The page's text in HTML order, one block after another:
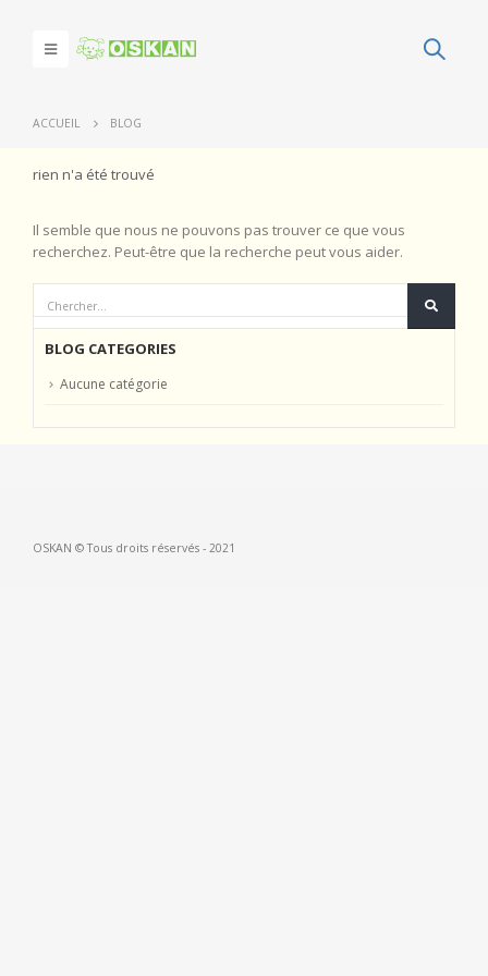
ACCUEIL BLOG
rien n'a été trouvé
Il semble que nous ne pouvons pas trouver ce que vous
recherchez. Peut-être que la recherche peut vous aider.
BLOG CATEGORIES
Aucune catégorie
OSKAN © Tous droits réservés - 2021